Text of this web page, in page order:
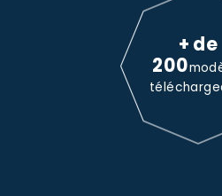
+ de
200